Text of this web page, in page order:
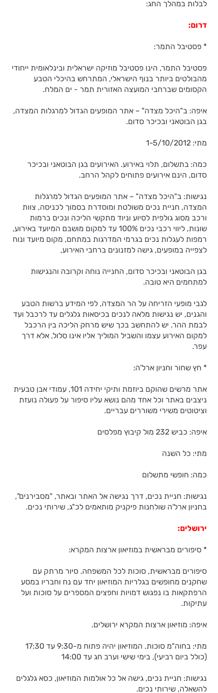
לבלות במהלך החג:
דרום:
* פסטיבל התמר:
פסטיבל התמר, הינו פסטיבל מוזיקה ישראלית ובינלאומית ייחודי
מהבולטים ביותר בנוף הישראלי, המתרחש בהיכלי הטבע
הקסומים שברחבי המועצה האזורית תמר - ים המלח.
איפה: ב"היכל מצדה" – אתר המופעים הגדול למרגלות המצדה,
בגן הבוטאני ובכיכר סדום.
מתי: 1-5/10/2012
כמה: בתשלום, תלוי באירוע. האירועים בגן הבוטאני ובכיכר
סדום, הינם אירועים פתוחים לקהל הרחב.
נגישות: ב"היכל מצדה" – אתר המופעים הגדול למרגלות
המצדה, חניית נכים משולטת ומוסדרת בסמוך לכניסה, צוות
ורכב מסוג גולפית לסיוע וניוד מתקשי הליכה ונכים ברמות
שונות, ליווי רכבי נכים 100% עד למקום מושבם המיועד באירוע,
רמפות לעגלות נכים בגרמי המדרגות במתחם, מקום מיועד ונוח
לצפייה במופעים, גישה למזנונים ברחבי האירוע,
בגן הבוטאני ובכיכר סדום, החנייה נוחה וקרובה והנגישות
למתחמים היא טובה.
לגבי מופעי הזריחה על הר המצדה, לפי המידע ברשות הטבע
והגנים, יש נגישות מלאה לנכים בכיסאות גלגלים עד לרכבל ועד
לבמת ההר. יש להתחשב בכך שיש מרחק הליכה בין הרכבל
למקום האירוע עצמו והשביל המוליך אליו אינו סלול, אלא דרך
עפר.
* חץ שחור וחניון ארל'ה:
אתר מרשים שהוקם ביוזמת ותיקי יחידה 101, עמודי אבן טבעית
ניצבים באתר וכל אחד מהם נושא עליו סיפור על פעולה נועזת
וציטוטים משירי משוררים עבריים.
איפה: כביש 232 מול קיבוץ מפלסים
מתי: כל השנה
כמה: חופשי מתשלום
נגישות: חניית נכים, דרך נגישה אל האתר ובאתר, "מסבירנים",
בחניון ארל'ה שולחנות פיקניק מותאמים לכ"ג, שירותי נכים.
ירושלים:
* סיפורים מבראשית במוזיאון ארצות המקרא:
סיפורים מבראשית, סוכות לכל המשפחה. סיור מרתק עם
שחקנים מחופשים בגלריות המוזיאון יחד עם נח וחבריו במסע
הרפתקאות בו נפגוש דמויות וחפצים המספרים על סוכות ועל
עתיקות.
איפה: מוזיאון ארצות המקרא ירושלים.
מתי: בחוה"מ סוכות. המוזיאון יהיה פתוח מ-9:30 עד 17:30
(כולל ביום רביעי), בימי שישי וערב חג עד 14:00
נגישות: חניית נכים, גישה אל כל אולמות המוזיאון, כסא גלגלים
להשאלה, שירותי נכים.